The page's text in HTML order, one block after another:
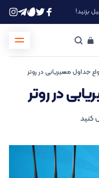
بزنید!
جداول مسیریابی در روتر
در روتر
کنید